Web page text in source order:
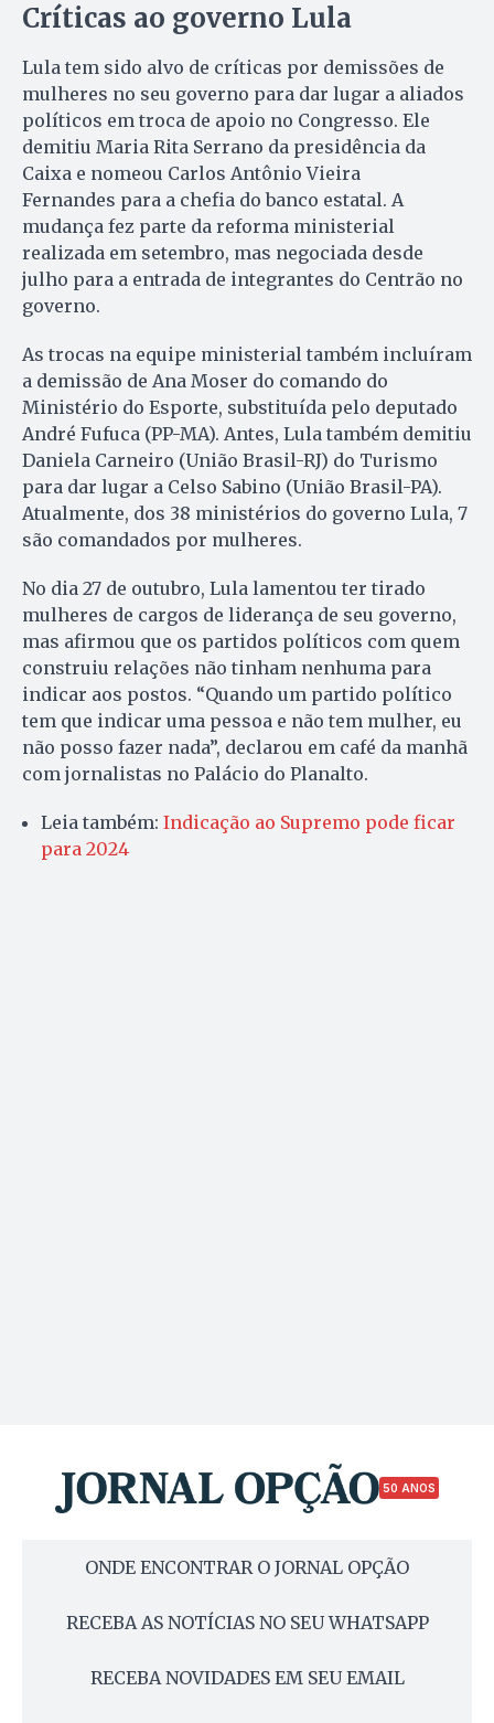
Críticas ao governo Lula
Lula tem sido alvo de críticas por demissões de
mulheres no seu governo para dar lugar a aliados
políticos em troca de apoio no Congresso. Ele
demitiu Maria Rita Serrano da presidência da
Caixa e nomeou Carlos Antônio Vieira
Fernandes para a chefia do banco estatal. A
mudança fez parte da reforma ministerial
realizada em setembro, mas negociada desde
julho para a entrada de integrantes do Centrão no
governo.
As trocas na equipe ministerial também incluíram
a demissão de Ana Moser do comando do
Ministério do Esporte, substituída pelo deputado
André Fufuca (PP-MA). Antes, Lula também demitiu
Daniela Carneiro (União Brasil-RJ) do Turismo
para dar lugar a Celso Sabino (União Brasil-PA).
Atualmente, dos 38 ministérios do governo Lula, 7
são comandados por mulheres.
No dia 27 de outubro, Lula lamentou ter tirado
mulheres de cargos de liderança de seu governo,
mas afirmou que os partidos políticos com quem
construiu relações não tinham nenhuma para
indicar aos postos. “Quando um partido político
tem que indicar uma pessoa e não tem mulher, eu
não posso fazer nada”, declarou em café da manhã
com jornalistas no Palácio do Planalto.
Leia também: Indicação ao Supremo pode ficar
para 2024
50 ANOS
ONDE ENCONTRAR O JORNAL OPÇÃO
RECEBA AS NOTÍCIAS NO SEU WHATSAPP
RECEBA NOVIDADES EM SEU EMAIL